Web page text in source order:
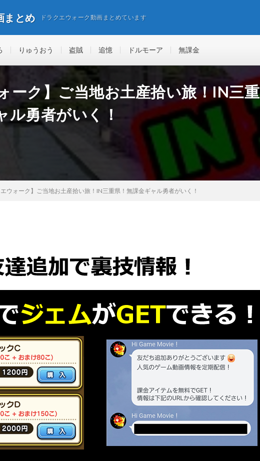
まとめ ドラクエウォーク動画まとめています
りゅうおう 盗賊 追憶 ドルモーア 無課金
ーク】ご当地お土産拾い旅！IN三重
ル勇者がいく！
エウォーク】ご当地お土産拾い旅！IN三重県！無課金ギャル勇者がいく！